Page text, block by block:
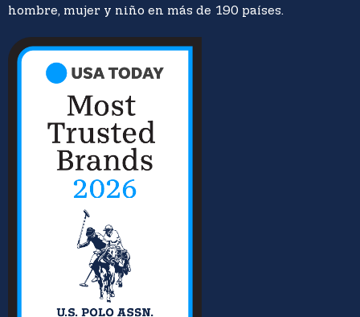
hombre, mujer y niño en más de 190 países.